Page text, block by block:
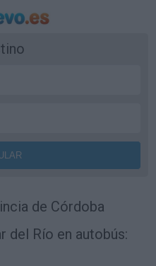
de Córdoba
del Río en autobús: